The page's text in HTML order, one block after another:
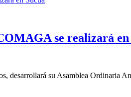
se realizará en
desarrollará su Asamblea Ordinaria